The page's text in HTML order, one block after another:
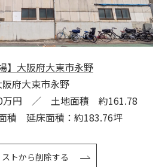
】大阪府大東市永野
阪府大東市永野
万円 ／ 土地面積 約161.78
延床面積：約183.76坪
ストから削除する